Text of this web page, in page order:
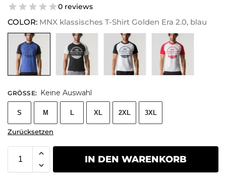
0 reviews
COLOR: MNX klassisches T-Shirt Golden Era 2.0, blau
GRÖSSE : Keine Auswahl
S M L XL 2XL 3XL
Zurücksetzen
IN DEN WARENKORB